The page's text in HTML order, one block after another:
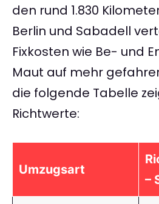
den rund 1.830
Berlin und Sabadell
Fixkosten wie Be- und
Maut auf mehr
die folgende Tabelle
Richtwerte:
Umzugsart
–